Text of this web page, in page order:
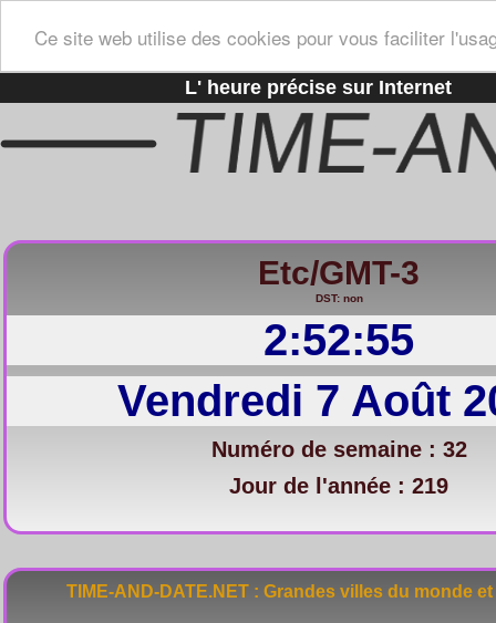
Ce site web utilise des cookies pour vous faciliter
L' heure précise sur Internet
Etc/GMT-3
DST: non
2:52:56
Vendredi 7 Août
Numéro de semaine : 32
Jour de l'année : 219
TIME-AND-DATE.NET : Grandes villes du